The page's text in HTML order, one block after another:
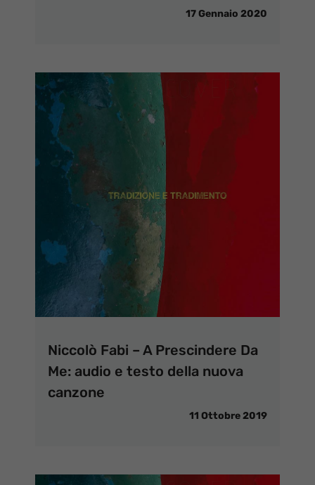
17 Gennaio 2020
Niccolò Fabi – A Prescindere Da
Me: audio e testo della nuova
canzone
11 Ottobre 2019